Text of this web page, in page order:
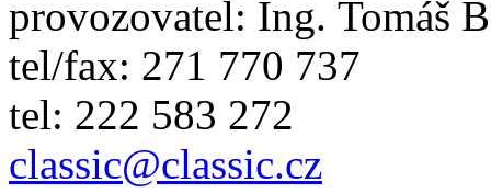
provozovatel: Ing. Tomáš
tel/fax: 271 770 737
tel: 222 583 272
classic@classic.cz